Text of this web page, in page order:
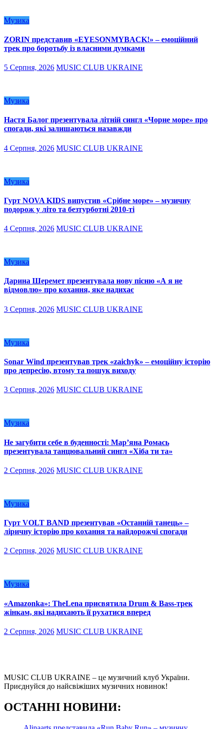
Музика
ZORIN представив «EYESONMYBACK!» – емоційний
трек про боротьбу із власними думками
5 Серпня, 2026 MUSIC CLUB UKRAINE
Музика
Настя Балог презентувала літній сингл «Чорне море» про
спогади, які залишаються назавжди
4 Серпня, 2026 MUSIC CLUB UKRAINE
Музика
Гурт NOVA KIDS випустив «Срібне море» – музичну
подорож у літо та безтурботні 2010-ті
4 Серпня, 2026 MUSIC CLUB UKRAINE
Музика
Дарина Шеремет презентувала нову пісню «А я не
відмовлю» про кохання, яке надихає
3 Серпня, 2026 MUSIC CLUB UKRAINE
Музика
Sonar Wind презентував трек «zaichyk» – емоційну історію
про депресію, втому та пошук виходу
3 Серпня, 2026 MUSIC CLUB UKRAINE
Музика
Не загубити себе в буденності: Мар’яна Ромась
презентувала танцювальний сингл «Хіба ти та»
2 Серпня, 2026 MUSIC CLUB UKRAINE
Музика
Гурт VOLT BAND презентував «Останній танець» –
ліричну історію про кохання та найдорожчі спогади
2 Серпня, 2026 MUSIC CLUB UKRAINE
Музика
«Amazonka»: TheLena присвятила Drum & Bass-трек
жінкам, які надихають її рухатися вперед
2 Серпня, 2026 MUSIC CLUB UKRAINE
MUSIC CLUB UKRAINE – це музичний клуб України.
Приєднуйся до найсвіжіших музичних новинок!
ОСТАННІ НОВИНИ: